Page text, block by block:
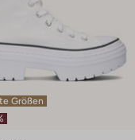
Größen